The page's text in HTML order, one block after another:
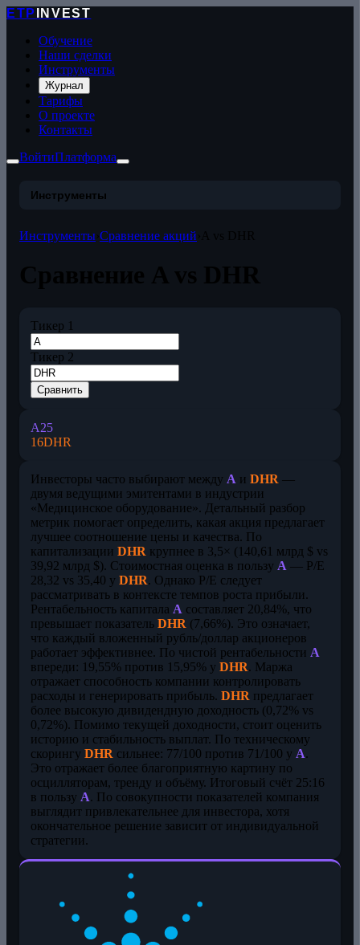
ETP
INVEST
Обучение
Наши сделки
Инструменты
Журнал
Тарифы
О проекте
Контакты
ВойтиПлатформа
Инструменты
Инструменты Сравнение акций
Тикер 1
Тикер 2
Сравнить
A25
16DHR
Инвесторы часто выбирают между A и DHR —
двумя ведущими эмитентами в индустрии
«Медицинское оборудование». Детальный разбор
метрик помогает определить, какая акция предлагает
лучшее соотношение цены и качества. По
капитализации DHR крупнее в 3,5× (140,61 млрд $ vs
39,92 млрд $). Стоимостная оценка в пользу A — P/E
28,32 vs 35,40 у DHR. Однако P/E следует
рассматривать в контексте темпов роста прибыли.
Рентабельность капитала A составляет 20,84%, что
превышает показатель DHR (7,66%). Это означает,
что каждый вложенный рубль/доллар акционеров
работает эффективнее. По чистой рентабельности A
впереди: 19,55% против 15,95% у DHR. Маржа
отражает способность компании контролировать
расходы и генерировать прибыль. DHR предлагает
более высокую дивидендную доходность (0,72% vs
0,72%). Помимо текущей доходности, стоит оценить
историю и стабильность выплат. По техническому
скорингу DHR сильнее: 77/100 против 71/100 у A.
Это отражает более благоприятную картину по
осцилляторам, тренду и объёму. Итоговый счёт 25:16
в пользу A. По совокупности показателей компания
выглядит привлекательнее для инвестора, хотя
окончательное решение зависит от индивидуальной
стратегии.